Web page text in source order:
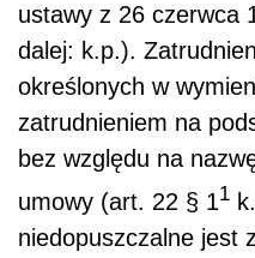
ustawy z 26 czerwca
dalej: k.p.).
określonych w
zatrudnieniem na
bez względu na
umowy (art. 22 § 11
niedopuszczalne jest